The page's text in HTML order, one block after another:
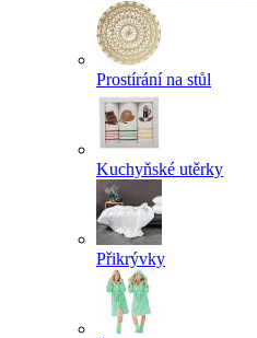
Prostírání na stůl
Kuchyňské utěrky
Přikrývky